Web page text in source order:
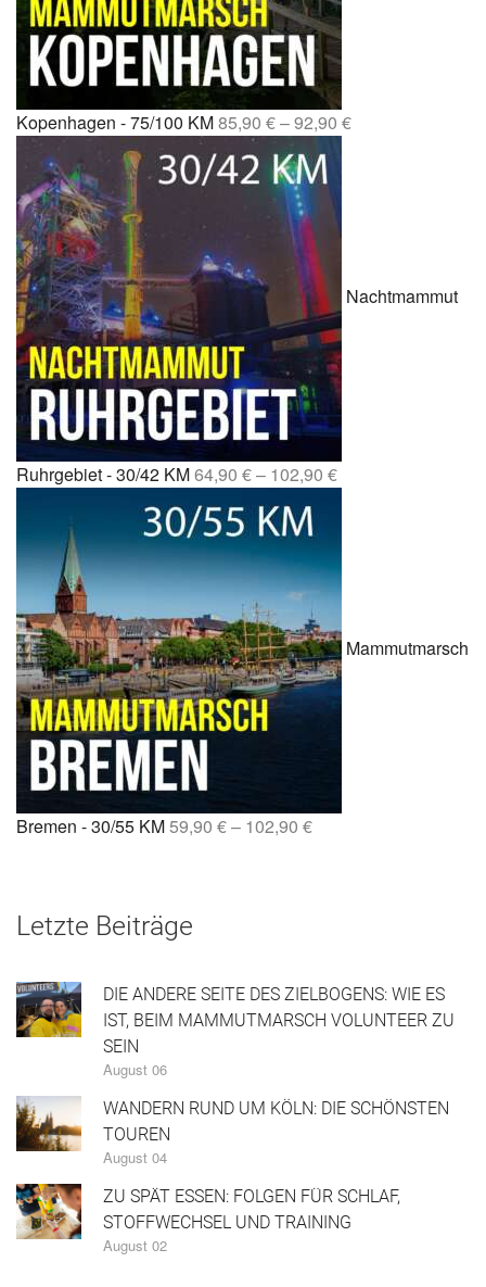
Kopenhagen - 75/100 KM85,90 €–92,90 €
Nachtmammut
Ruhrgebiet - 30/42 KM64,90 €– 102,90 €
Mammutmarsch
Bremen - 30/55 KM59,90 €– 102,90 €
Letzte Beiträge
DIE ANDERE SEITE DES ZIELBOGENS: WIE ES
IST, BEIM MAMMUTMARSCH VOLUNTEER ZU
SEIN
August 06
WANDERN RUND UM KÖLN: DIE SCHÖNSTEN
TOUREN
August 04
ZU SPÄT ESSEN: FOLGEN FÜR SCHLAF,
STOFFWECHSEL UND TRAINING
August 02